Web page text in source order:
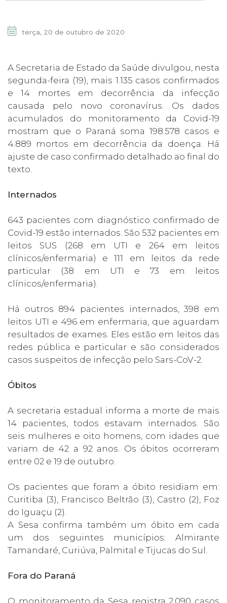
terça, 20 de outubro de 2020
A Secretaria de Estado da Saúde divulgou, nesta
segunda-feira (19), mais 1.135 casos confirmados
e 14 mortes em decorrência da infecção
causada pelo novo coronavírus. Os dados
acumulados do monitoramento da Covid-19
mostram que o Paraná soma 198.578 casos e
4.889 mortos em decorrência da doença. Há
ajuste de caso confirmado detalhado ao final do
texto.
Internados
643 pacientes com diagnóstico confirmado de
Covid-19 estão internados. São 532 pacientes em
leitos SUS (268 em UTI e 264 em leitos
clínicos/enfermaria) e 111 em leitos da rede
particular (38 em UTI e 73 em leitos
clínicos/enfermaria).
Há outros 894 pacientes internados, 398 em
leitos UTI e 496 em enfermaria, que aguardam
resultados de exames. Eles estão em leitos das
redes pública e particular e são considerados
casos suspeitos de infecção pelo Sars-CoV-2.
Óbitos
A secretaria estadual informa a morte de mais
14 pacientes, todos estavam internados. São
seis mulheres e oito homens, com idades que
variam de 42 a 92 anos. Os óbitos ocorreram
entre 02 e 19 de outubro.
Os pacientes que foram a óbito residiam em:
Curitiba (3), Francisco Beltrão (3), Castro (2), Foz
do Iguaçu (2).
A Sesa confirma também um óbito em cada
um dos seguintes municípios: Almirante
Tamandaré, Curiúva, Palmital e Tijucas do Sul.
Fora do Paraná
O monitoramento da Sesa registra 2.090 casos